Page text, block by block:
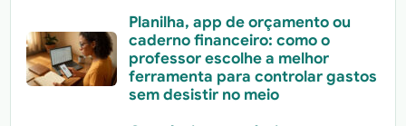
Planilha, app de orçamento ou
caderno financeiro: como o
professor escolhe a melhor
ferramenta para controlar gastos
sem desistir no meio